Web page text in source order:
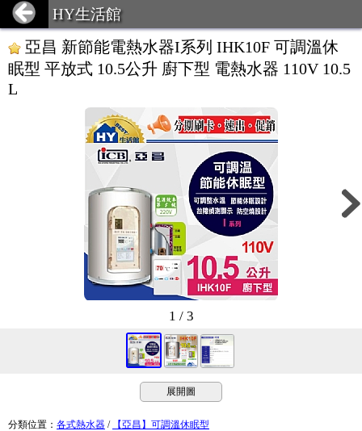
HY生活館
亞昌 新節能電熱水器I系列 IHK10F 可調溫休
眠型 平放式 10.5公升 廚下型 電熱水器 110V 10.5
L
1 / 3
展開圖
分類位置 ： 各式熱水器 / 【亞昌】可調溫休眠型